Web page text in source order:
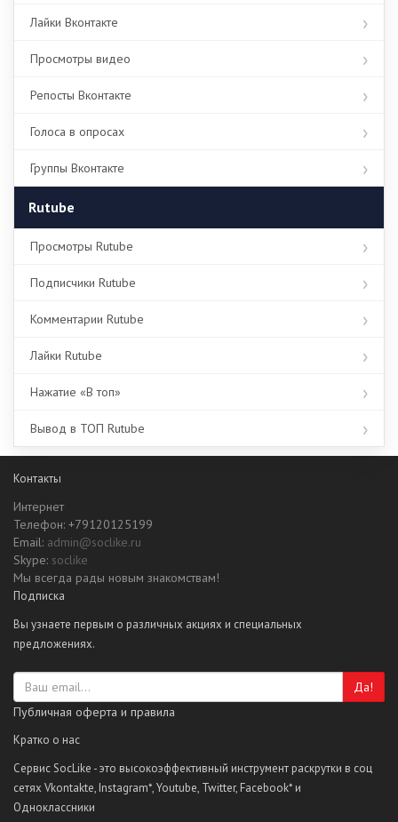
Лайки Вконтакте
Просмотры видео
Репосты Вконтакте
Голоса в опросах
Группы Вконтакте
Rutube
Просмотры Rutube
Подписчики Rutube
Комментарии Rutube
Лайки Rutube
Нажатие «В топ»
Вывод в ТОП Rutube
Контакты
Интернет
Телефон: +79120125199
Email: admin@soclike.ru
Skype: soclike
Мы всегда рады новым знакомствам!
Подписка
Вы узнаете первым о различных акциях и специальных
предложениях.
Да!
Публичная оферта и правила
Кратко о нас
Сервис SocLike - это высокоэффективный инструмент раскрутки в соц
сетях Vkontakte, Instagram*, Youtube, Twitter, Facebook* и
Одноклассники